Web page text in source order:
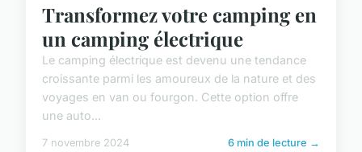
Transformez votre camping en
un camping électrique
Le camping électrique est devenu une tendance
croissante parmi les amoureux de la nature et des
voyages en van ou fourgon. Cette option offre
une auto...
7 novembre 2024 6 min de lecture →